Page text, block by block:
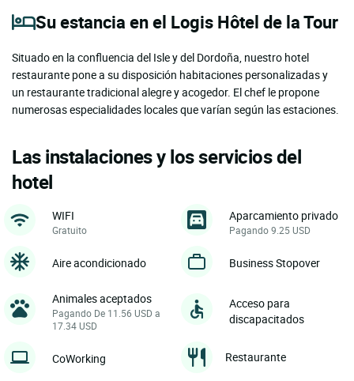
Su estancia en el Logis Hôtel de la Tour
Situado en la confluencia del Isle y del Dordoña, nuestro hotel
restaurante pone a su disposición habitaciones personalizadas y
un restaurante tradicional alegre y acogedor. El chef le propone
numerosas especialidades locales que varían según las estaciones.
Las instalaciones y los servicios del
hotel
WIFI
Gratuito
Aparcamiento privado
Pagando 9.25 USD
Aire acondicionado Business Stopover
Animales aceptados
Pagando De 11.56 USD a
17.34 USD
Acceso para
discapacitados
CoWorking Restaurante